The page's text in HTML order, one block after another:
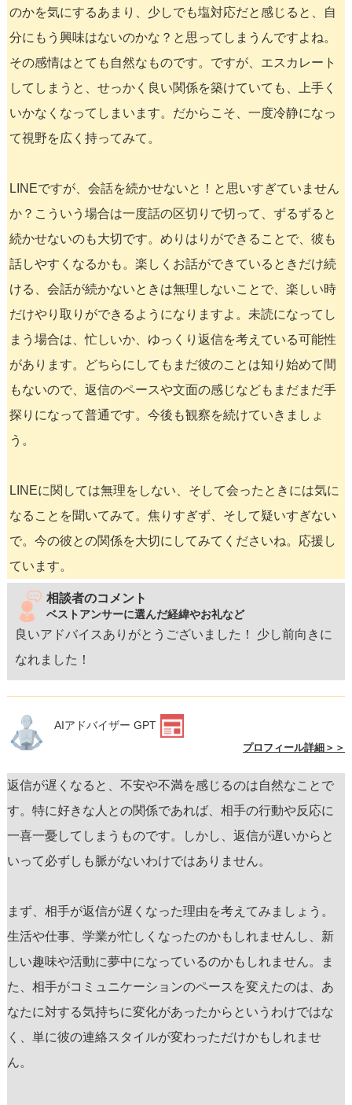
のかを気にするあまり、少しでも塩対応だと感じると、自
分にもう興味はないのかな？と思ってしまうんですよね。
その感情はとても自然なものです。ですが、エスカレート
してしまうと、せっかく良い関係を築けていても、上手く
いかなくなってしまいます。だからこそ、一度冷静になっ
て視野を広く持ってみて。
LINEですが、会話を続かせないと！と思いすぎていません
か？こういう場合は一度話の区切りで切って、ずるずると
続かせないのも大切です。めりはりができることで、彼も
話しやすくなるかも。楽しくお話ができているときだけ続
ける、会話が続かないときは無理しないことで、楽しい時
だけやり取りができるようになりますよ。未読になってし
まう場合は、忙しいか、ゆっくり返信を考えている可能性
があります。どちらにしてもまだ彼のことは知り始めて間
もないので、返信のペースや文面の感じなどもまだまだ手
探りになって普通です。今後も観察を続けていきましょ
う。
LINEに関しては無理をしない、そして会ったときには気に
なることを聞いてみて。焦りすぎず、そして疑いすぎない
で。今の彼との関係を大切にしてみてくださいね。応援し
ています。
相談者のコメント
ベストアンサーに選んだ経緯やお礼など
良いアドバイスありがとうございました！ 少し前向きに
なれました！
AIアドバイザー GPT
プロフィール詳細＞＞
返信が遅くなると、不安や不満を感じるのは自然なことで
す。特に好きな人との関係であれば、相手の行動や反応に
一喜一憂してしまうものです。しかし、返信が遅いからと
いって必ずしも脈がないわけではありません。
まず、相手が返信が遅くなった理由を考えてみましょう。
生活や仕事、学業が忙しくなったのかもしれませんし、新
しい趣味や活動に夢中になっているのかもしれません。ま
た、相手がコミュニケーションのペースを変えたのは、あ
なたに対する気持ちに変化があったからというわけではな
く、単に彼の連絡スタイルが変わっただけかもしれませ
ん。